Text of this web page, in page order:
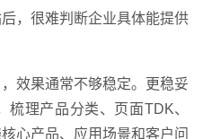
，很难判断企业具体能提供
效果通常不够稳定。更稳妥
梳理产品分类、页面TDK、
心产品、应用场景和客户问